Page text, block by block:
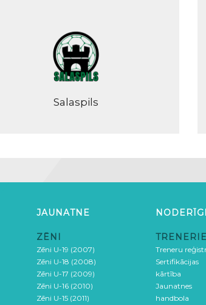
Salaspils
JAUNATNE
ZĒNI
Zēni U-19 (2007)
Zēni U-18 (2008)
Zēni U-17 (2009)
Zēni U-16 (2010)
Zēni U-15 (2011)
NODERĪGI
Treneru
Sertifikācijas
kārtība
Jaunatnes
handbola